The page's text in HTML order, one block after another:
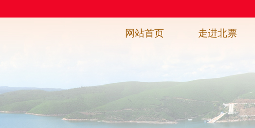
网站首页 走进北票